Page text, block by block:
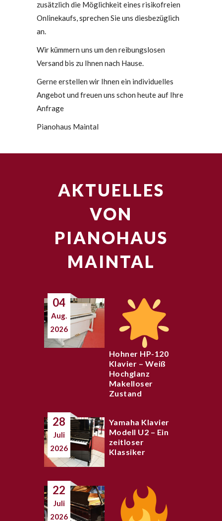
zusätzlich die Möglichkeit eines risikofreien
Onlinekaufs, sprechen Sie uns diesbezüglich
an.
Wir kümmern uns um den reibungslosen
Versand bis zu Ihnen nach Hause.
Gerne erstellen wir Ihnen ein individuelles
Angebot und freuen uns schon heute auf Ihre
Anfrage
Pianohaus Maintal
AKTUELLES
VON
PIANOHAUS
MAINTAL
04
Aug.
2026
Hohner HP-120
Klavier – Weiß
Hochglanz
Makelloser
Zustand
28
Juli
2026
Yamaha Klavier
Modell U2 – Ein
zeitloser
Klassiker
22
Juli
2026